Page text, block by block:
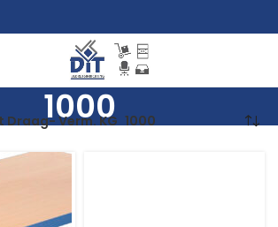
1000
Draag- Verm. KG 1000